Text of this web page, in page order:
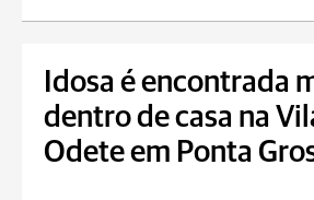
Idosa é encontrada
dentro de casa na
Odete em Ponta